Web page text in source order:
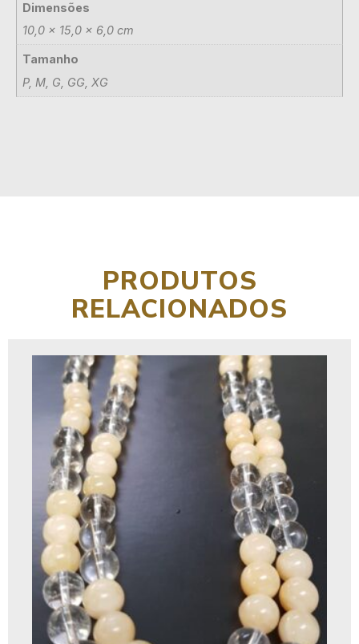
Dimensões
10,0 × 15,0 × 6,0 cm
Tamanho
P, M, G, GG, XG
PRODUTOS
RELACIONADOS